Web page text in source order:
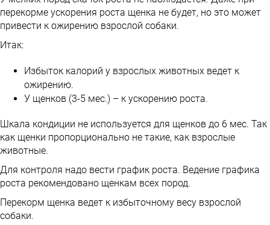
перекорме ускорения роста щенка не будет, но это может
привести к ожирению взрослой собаки.
Итак:
Избыток калорий у взрослых животных ведет к
ожирению.
У щенков (3-5 мес.) – к ускорению роста.
Шкала кондиции не используется для щенков до 6 мес. Так
как щенки пропорционально не такие, как взрослые
животные.
Для контроля надо вести график роста. Ведение графика
роста рекомендовано щенкам всех пород.
Перекорм щенка ведет к избыточному весу взрослой
собаки.